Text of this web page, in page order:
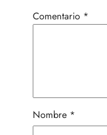
Comentario *
Nombre *